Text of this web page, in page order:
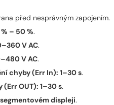
před nesprávným zapojením.
– 50 %.
V AC.
V AC.
chyby (Err In): 1–30 s.
OUT): 1–30 s.
displeji.